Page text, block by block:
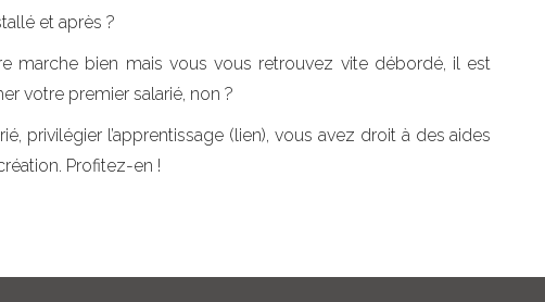
et après ?
marche bien mais vous vous retrouvez vite débordé, il est
votre premier salarié, non ?
privilégier l’apprentissage (lien), vous avez droit à des aides
Profitez-en !